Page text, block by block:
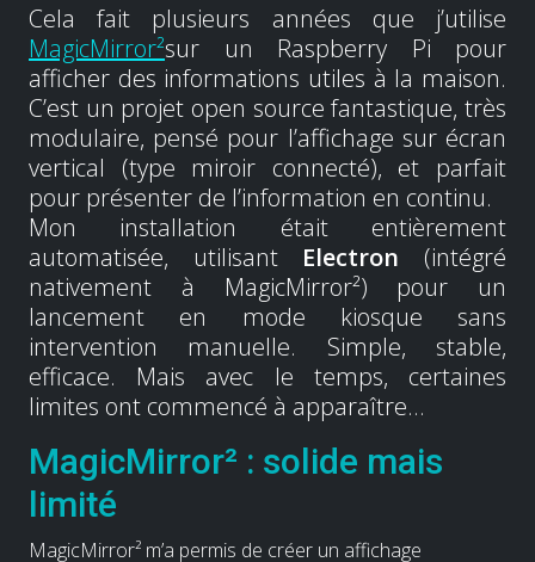
Cela fait plusieurs années que j’utilise
MagicMirror²sur un Raspberry Pi pour
afficher des informations utiles à la maison.
C’est un projet open source fantastique, très
modulaire, pensé pour l’affichage sur écran
vertical (type miroir connecté), et parfait
pour présenter de l’information en continu.
Mon installation était entièrement
automatisée, utilisant Electron (intégré
nativement à MagicMirror²) pour un
lancement en mode kiosque sans
intervention manuelle. Simple, stable,
efficace. Mais avec le temps, certaines
limites ont commencé à apparaître…
MagicMirror² : solide mais
limité
MagicMirror² m’a permis de créer un affichage